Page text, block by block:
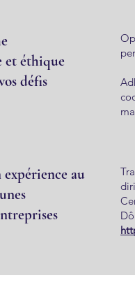
et éthique
défis
expérience au